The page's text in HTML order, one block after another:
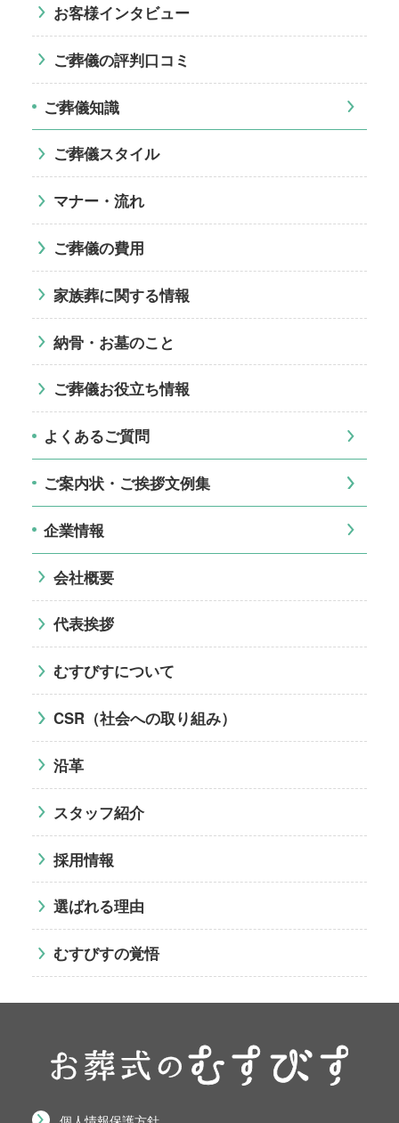
お客様インタビュー
ご葬儀の評判口コミ
ご葬儀知識
ご葬儀スタイル
マナー・流れ
ご葬儀の費用
家族葬に関する情報
納骨・お墓のこと
ご葬儀お役立ち情報
よくあるご質問
ご案内状・ご挨拶文例集
企業情報
会社概要
代表挨拶
むすびすについて
CSR（社会への取り組み）
沿革
スタッフ紹介
採用情報
選ばれる理由
むすびすの覚悟